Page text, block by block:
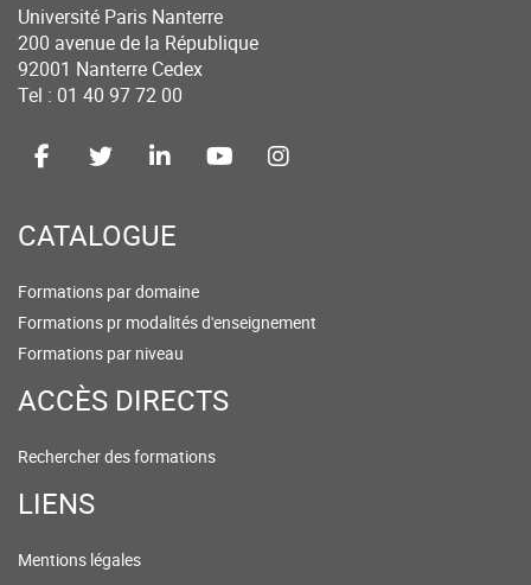
Université Paris Nanterre
200 avenue de la République
92001 Nanterre Cedex
Tel : 01 40 97 72 00
CATALOGUE
Formations par domaine
Formations pr modalités d'enseignement
Formations par niveau
ACCÈS DIRECTS
Rechercher des formations
LIENS
Mentions légales